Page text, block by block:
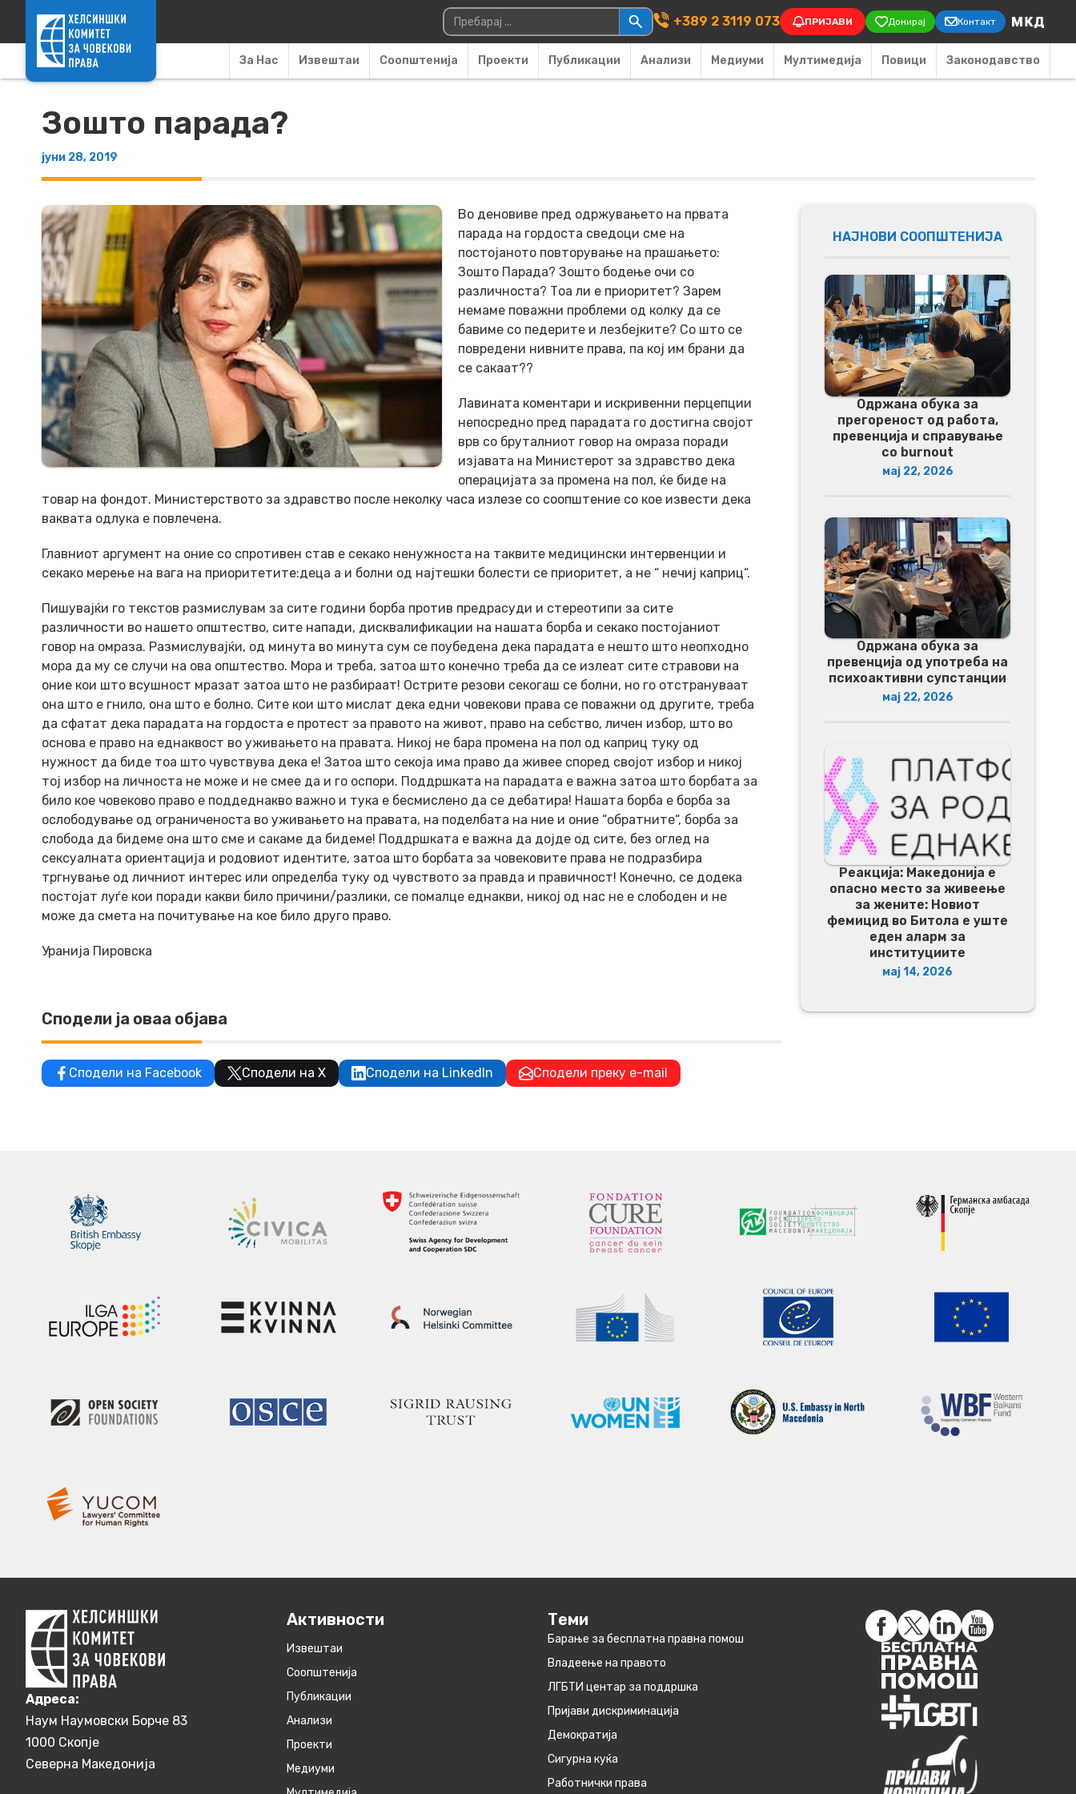
Main Navigation
Пребарувај за: +389 2 3119 073 ПРИЈАВИ Донирај Контакт
За Нас Извештаи Соопштенија Проекти Публикации Анализи Медиуми Мултимедија Повици Законодавство
Зошто парада?
јуни 28, 2019
Во деновиве пред одржувањето на првата
парада на гордоста сведоци сме на
постојаното повторување на прашањето:
Зошто Парада? Зошто бодење очи со
различноста? Тоа ли е приоритет? Зарем
немаме поважни проблеми од колку да се
бавиме со педерите и лезбејките? Со што се
повредени нивните права, па кој им брани да
се сакаат??
Лавината коментари и искривенни перцепции
непосредно пред парадата го достигна својот
врв со бруталниот говор на омраза поради
изјавата на Министерот за здравство дека
операцијата за промена на пол, ќе биде на
товар на фондот. Министерството за здравство после неколку часа излезе со соопштение со кое извести дека
ваквата одлука е повлечена.
Главниот аргумент на оние со спротивен став е секако ненужноста на таквите медицински интервенции и
секако мерење на вага на приоритетите:деца а и болни од најтешки болести се приоритет, а не “ нечиј каприц“.
Пишувајќи го текстов размислувам за сите години борба против предрасуди и стереотипи за сите
различности во нашето општество, сите напади, дисквалификации на нашата борба и секако постојаниот
говор на омраза. Размислувајќи, од минута во минута сум се поубедена дека парадата е нешто што неопходно
мора да му се случи на ова општество. Мора и треба, затоа што конечно треба да се излеат сите стравови на
оние кои што всушност мразат затоа што не разбираат! Острите резови секогаш се болни, но го отстрануваат
она што е гнило, она што е болно. Сите кои што мислат дека едни човекови права се поважни од другите, треба
да сфатат дека парадата на гордоста е протест за правото на живот, право на себство, личен избор, што во
основа е право на еднаквост во уживањето на правата. Никој не бара промена на пол од каприц туку од
нужност да биде тоа што чувствува дека е! Затоа што секоја има право да живее според својот избор и никој
тој избор на личноста не може и не смее да и го оспори. Поддршката на парадата е важна затоа што борбата за
било кое човеково право е поддеднакво важно и тука е бесмислено да се дебатира! Нашата борба е борба за
ослободување од ограниченоста во уживањето на правата, на поделбата на ние и оние “обратните“, борба за
слобода да бидеме она што сме и сакаме да бидеме! Поддршката е важна да дојде од сите, без оглед на
сексуалната ориентација и родовиот идентите, затоа што борбата за човековите права не подразбира
тргнување од личниот интерес или определба туку од чувството за правда и правичност! Конечно, се додека
постојат луѓе кои поради какви било причини/разлики, се помалце еднакви, никој од нас не е слободен и не
може да смета на почитување на кое било друго право.
Уранија Пировска
Сподели ја оваа објава
Сподели на Facebook Сподели на X Сподели на LinkedIn Сподели преку e-mail
НАЈНОВИ СООПШТЕНИЈА
Одржана обука за
прегореност од работа,
превенција и справување
со burnout
мај 22, 2026
Одржана обука за
превенција од употреба на
психоактивни супстанции
мај 22, 2026
Реакција: Македонија е
опасно место за живеење
за жените: Новиот
фемицид во Битола е уште
еден аларм за
институциите
мај 14, 2026
Aдреса:
Наум Наумовски Борче 83
1000 Скопје
Северна Македонија
Активности
Извештаи
Соопштенија
Публикации
Анализи
Проекти
Медиуми
Теми
Барање за бесплатна правна помош
Владеење на правото
ЛГБТИ центар за поддршка
Пријави дискриминација
Демократија
Сигурна куќа
Работнички права